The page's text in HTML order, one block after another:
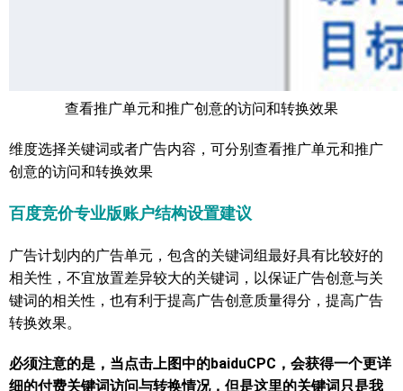
查看推广单元和推广创意的访问和转换效果
维度选择关键词或者广告内容，可分别查看推广单元和推广
创意的访问和转换效果
百度竞价专业版账户结构设置建议
广告计划内的广告单元，包含的关键词组最好具有比较好的
相关性，不宜放置差异较大的关键词，以保证广告创意与关
键词的相关性，也有利于提高广告创意质量得分，提高广告
转换效果。
必须注意的是，当点击上图中的baiduCPC，会获得一个更详
细的付费关键词访问与转换情况，但是这里的关键词只是我